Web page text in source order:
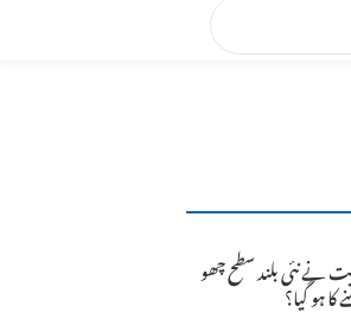
نے نئی بلند سطح چھو
کا ہو گیا؟